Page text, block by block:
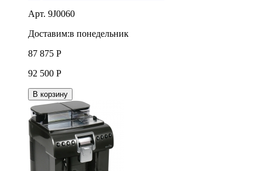
Арт. 9J0060
Доставим:в понедельник
87 875 Р
92 500 Р
В корзину